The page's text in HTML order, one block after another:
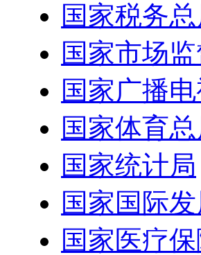
国家税务总
国家市场
国家广播
国家体育总
国家统计局
国家国际
国家医疗